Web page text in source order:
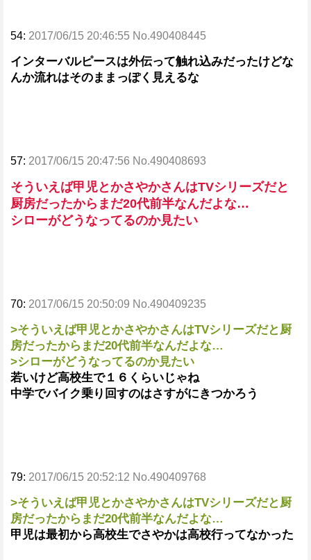
54: 2017/06/15 20:46:55 No.490408445
インターバルピースは外伝って触れ込みだったけどな
んか流れはそのままっぽく見えるな
57: 2017/06/15 20:47:56 No.490408693
そういえば甲児とかさやかさんはTVシリーズだと
厨房だったからまだ20代前半なんだよな…
シローがどうなってるのか見たい
70: 2017/06/15 20:50:09 No.490409235
>そういえば甲児とかさやかさんはTVシリーズだと厨
房だったからまだ20代前半なんだよな…
>シローがどうなってるのか見たい
若いけど高校生で１６くらいじゃね
中学でバイク乗り回すのはさすがにきつかろう
79: 2017/06/15 20:52:12 No.490409768
>そういえば甲児とかさやかさんはTVシリーズだと厨
房だったからまだ20代前半なんだよな…
甲児は最初から高校生でさやかは高校行ってなかった